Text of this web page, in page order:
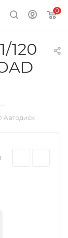
0
120
Автодиск